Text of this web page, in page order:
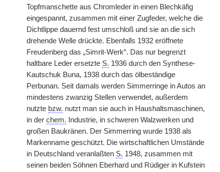
Topfmanschette aus Chromleder in einen Blechkäfig
eingespannt, zusammen mit einer Zugfeder, welche die
Dichtlippe dauernd fest umschloß und sie an die sich
drehende Welle drückte. Ebenfalls 1932 eröffnete
Freudenberg das „Simrit-Werk“. Das nur begrenzt
haltbare Leder ersetzte S. 1936 durch den Synthese-
Kautschuk Buna, 1938 durch das ölbeständige
Perbunan. Seit damals werden Simmerringe in Autos an
mindestens zwanzig Stellen verwendet, außerdem
nutzte bzw. nutzt man sie auch in Haushaltsmaschinen,
in der chem. Industrie, in schweren Walzwerken und
großen Baukränen. Der Simmerring wurde 1938 als
Markenname geschützt. Die wirtschaftlichen Umstände
in Deutschland veranlaßten S. 1948, zusammen mit
seinen beiden Söhnen Eberhard und Rüdiger in Kufstein